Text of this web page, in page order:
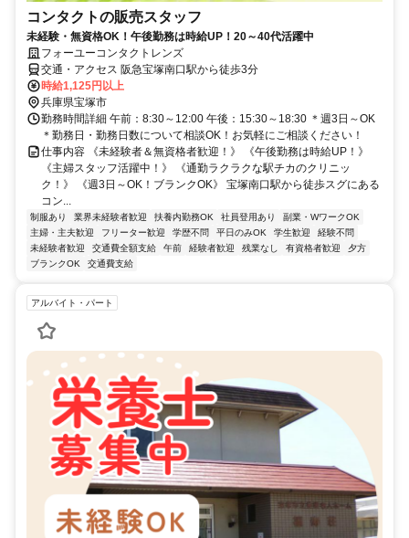
コンタクトの販売スタッフ
未経験・無資格OK！午後勤務は時給UP！20～40代活躍中
フォーユーコンタクトレンズ
交通・アクセス 阪急宝塚南口駅から徒歩3分
時給1,125円以上
兵庫県宝塚市
勤務時間詳細 午前：8:30～12:00 午後：15:30～18:30 ＊週3日～OK
＊勤務日・勤務日数について相談OK！お気軽にご相談ください！
仕事内容 《未経験者＆無資格者歓迎！》 《午後勤務は時給UP！》
《主婦スタッフ活躍中！》 《通勤ラクラクな駅チカのクリニッ
ク！》 《週3日～OK！ブランクOK》 宝塚南口駅から徒歩スグにある
コン...
制服あり 業界未経験者歓迎 扶養内勤務OK 社員登用あり
副業・WワークOK
主婦・主夫歓迎
フリーター歓迎 学歴不問 平日のみOK 学生歓迎
経験不問
未経験者歓迎
交通費全額支給 午前 経験者歓迎 残業なし 有資格者歓迎
夕方
ブランクOK
交通費支給
アルバイト・パート